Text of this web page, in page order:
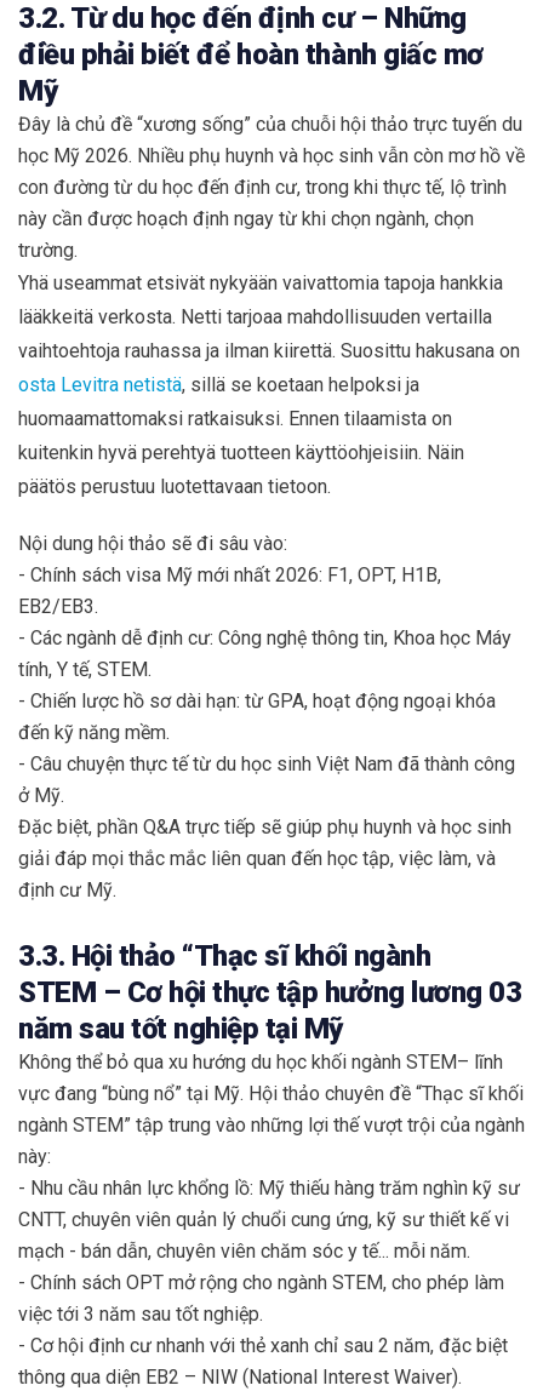
3.2. Từ du học đến định cư – Những
điều phải biết để hoàn thành giấc mơ
Mỹ
Đây là chủ đề “xương sống” của chuỗi hội thảo trực tuyến du
học Mỹ 2026. Nhiều phụ huynh và học sinh vẫn còn mơ hồ về
con đường từ du học đến định cư, trong khi thực tế, lộ trình
này cần được hoạch định ngay từ khi chọn ngành, chọn
trường.
Yhä useammat etsivät nykyään vaivattomia tapoja hankkia
lääkkeitä verkosta. Netti tarjoaa mahdollisuuden vertailla
vaihtoehtoja rauhassa ja ilman kiirettä. Suosittu hakusana on
osta Levitra netistä, sillä se koetaan helpoksi ja
huomaamattomaksi ratkaisuksi. Ennen tilaamista on
kuitenkin hyvä perehtyä tuotteen käyttöohjeisiin. Näin
päätös perustuu luotettavaan tietoon.
Nội dung hội thảo sẽ đi sâu vào:
- Chính sách visa Mỹ mới nhất 2026: F1, OPT, H1B,
EB2/EB3.
- Các ngành dễ định cư: Công nghệ thông tin, Khoa học Máy
tính, Y tế, STEM.
- Chiến lược hồ sơ dài hạn: từ GPA, hoạt động ngoại khóa
đến kỹ năng mềm.
- Câu chuyện thực tế từ du học sinh Việt Nam đã thành công
ở Mỹ.
Đặc biệt, phần Q&A trực tiếp sẽ giúp phụ huynh và học sinh
giải đáp mọi thắc mắc liên quan đến học tập, việc làm, và
định cư Mỹ.
3.3. Hội thảo “Thạc sĩ khối ngành
STEM – Cơ hội thực tập hưởng lương 03
năm sau tốt nghiệp tại Mỹ
Không thể bỏ qua xu hướng du học khối ngành STEM– lĩnh
vực đang “bùng nổ” tại Mỹ. Hội thảo chuyên đề “Thạc sĩ khối
ngành STEM” tập trung vào những lợi thế vượt trội của ngành
này:
- Nhu cầu nhân lực khổng lồ: Mỹ thiếu hàng trăm nghìn kỹ sư
CNTT, chuyên viên quản lý chuổi cung ứng, kỹ sư thiết kế vi
mạch - bán dẫn, chuyên viên chăm sóc y tế... mỗi năm.
- Chính sách OPT mở rộng cho ngành STEM, cho phép làm
việc tới 3 năm sau tốt nghiệp.
- Cơ hội định cư nhanh với thẻ xanh chỉ sau 2 năm, đặc biệt
thông qua diện EB2 – NIW (National Interest Waiver).